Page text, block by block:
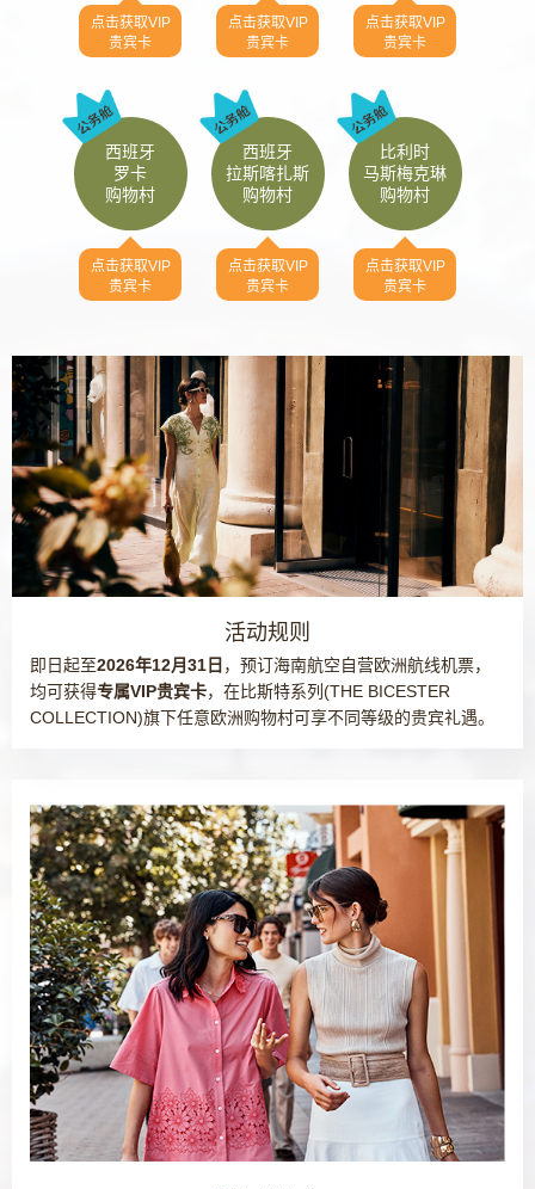
点击获取VIP
贵宾卡
点击获取VIP
贵宾卡
点击获取VIP
贵宾卡
西班牙
罗卡
购物村
点击获取VIP
贵宾卡
西班牙
拉斯喀扎斯
购物村
点击获取VIP
贵宾卡
比利时
马斯梅克琳
购物村
点击获取VIP
贵宾卡
活动规则
即日起至2026年12月31日 ，预订海南航空自营欧洲航线机票，
均可获得专属VIP贵宾卡，在比斯特系列(THE BICESTER
COLLECTION)旗下任意欧洲购物村可享不同等级的贵宾礼遇。